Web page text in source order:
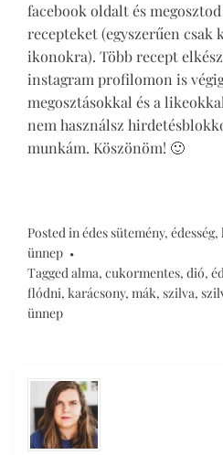
facebook oldalt és
recepteket (egyszerűen csak
ikonokra). Több recept
instagram profilomon is
megosztásokkal és a
nem használsz
munkám. Köszönöm! 🙂
Posted inédes sütemény, édesség,
ünnep
Taggedalma, cukormentes, dió,
flódni, karácsony, mák, szilva,
ünnep